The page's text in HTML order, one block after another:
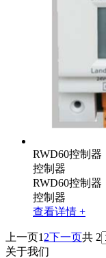
RWD60控制器
控制器
RWD60控制器
控制器
查看详情 +
上一页1 2下一页共 2
关于我们